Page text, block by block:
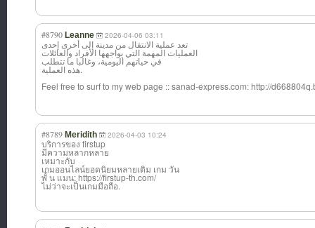
#8790 Leanne 2026-04-06 03:11
تعد عملية الانتقال من مدينة إلى أخرى إحدى
العمليات المهمة التي يواجهها الأفراد والعائلات
في حياتهم اليومية، وغالبا ما تتطلب
هذه العملية.
Feel free to surf to my web page :: sanad-express.com: http://
#8789 Meridith 2026-04-03 10:24
บริการของ firstup
มีความหลากหลาย
เหมาะกับ
เกมออนไลน์ยอดนิยมหลายเติม เกม วัน
พั้ น แมน: https://firstup-th.com/
ไม่ว่าจะเป็นเกมมือถือ.